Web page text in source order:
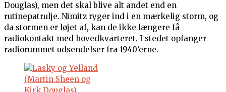
Douglas), men det skal blive alt andet end en
rutinepatrulje. Nimitz ryger ind i en mærkelig storm, og
da stormen er løjet af, kan de ikke længere få
radiokontakt med hovedkvarteret. I stedet opfanger
radiorummet udsendelser fra 1940’erne.